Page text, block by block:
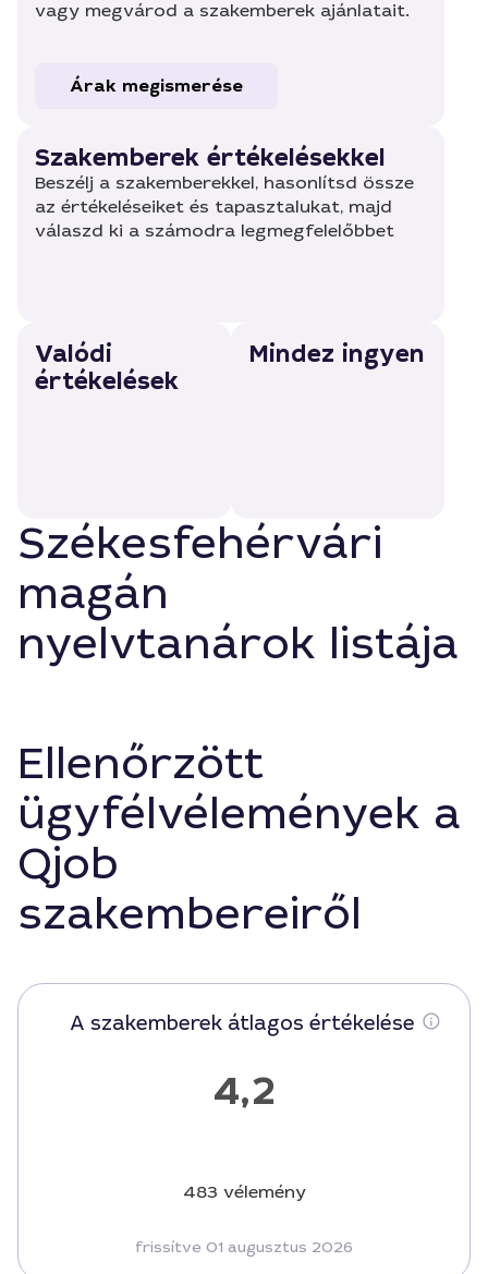
vagy megvárod a szakemberek ajánlatait.
Árak megismerése
Szakemberek értékelésekkel
Beszélj a szakemberekkel, hasonlítsd össze
az értékeléseiket és tapasztalukat, majd
válaszd ki a számodra legmegfelelőbbet
Valódi
értékelések
Mindez ingyen
Székesfehérvári
magán
nyelvtanárok listája
Ellenőrzött
ügyfélvélemények a
Qjob
szakembereiről
A szakemberek átlagos értékelése
4,2
483 vélemény
frissítve 01 augusztus 2026